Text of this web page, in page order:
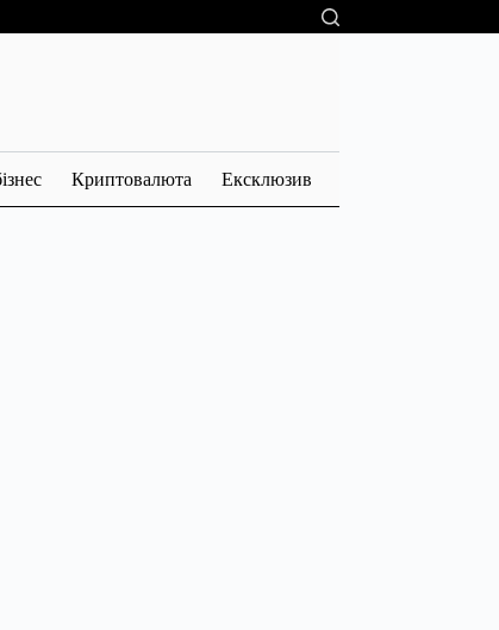
Криптовалюта Ексклюзив